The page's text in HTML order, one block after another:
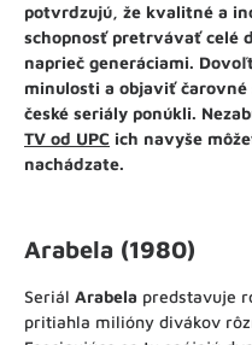
potvrdzujú, že kvalitné a
schopnosť pretrvávať celé
naprieč generáciami.
minulosti a objaviť
české seriály ponúkli.
TV od UPC ich navyše
nachádzate.
Arabela (1980)
Seriál Arabela predstavuje
pritiahla milióny divákov